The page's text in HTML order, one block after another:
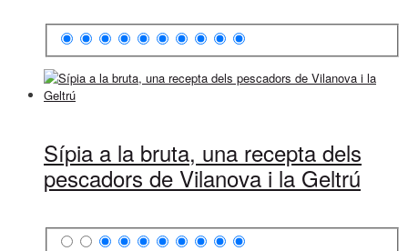
Sípia a la bruta, una recepta dels
pescadors de Vilanova i la Geltrú